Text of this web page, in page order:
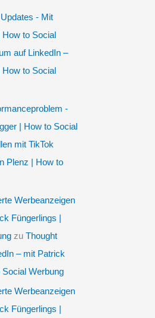
- Mit
to Social
auf LinkedIn –
to Social
-
| How to Social
mit TikTok
Plenz | How to
Werbeanzeigen
Füngerlings |
zuThought
– mit Patrick
Werbung
Werbeanzeigen
Füngerlings |